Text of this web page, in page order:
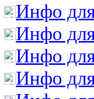
Инфо
Инфо
Инфо
Инфо